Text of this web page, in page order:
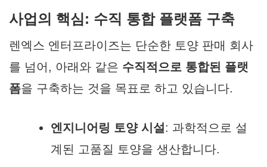
사업의 핵심: 수직 통합 플랫폼 구축
렌엑스 엔터프라이즈는 단순한 토양 판매 회사
를 넘어, 아래와 같은 수직적으로 통합된 플랫
폼을 구축하는 것을 목표로 하고 있습니다.
엔지니어링 토양 시설: 과학적으로 설
계된 고품질 토양을 생산합니다.